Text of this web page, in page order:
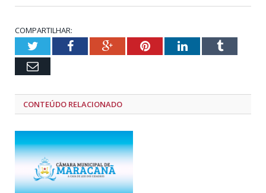
COMPARTILHAR:
TwitterFacebookGoogle+PinterestLinkedInTumblr
Email
CONTEÚDO RELACIONADO